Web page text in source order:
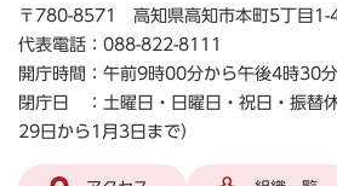
〒780-8571 高知県高知市本町5丁目1-
代表電話：088-822-8111
開庁時間：午前9時00分から午後4時30
閉庁日 ：土曜日・日曜日・祝日・振替
29日から1月3日まで）